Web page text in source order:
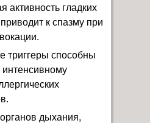
активность гладких
к спазму при
триггеры способны
интенсивному
дыхания,